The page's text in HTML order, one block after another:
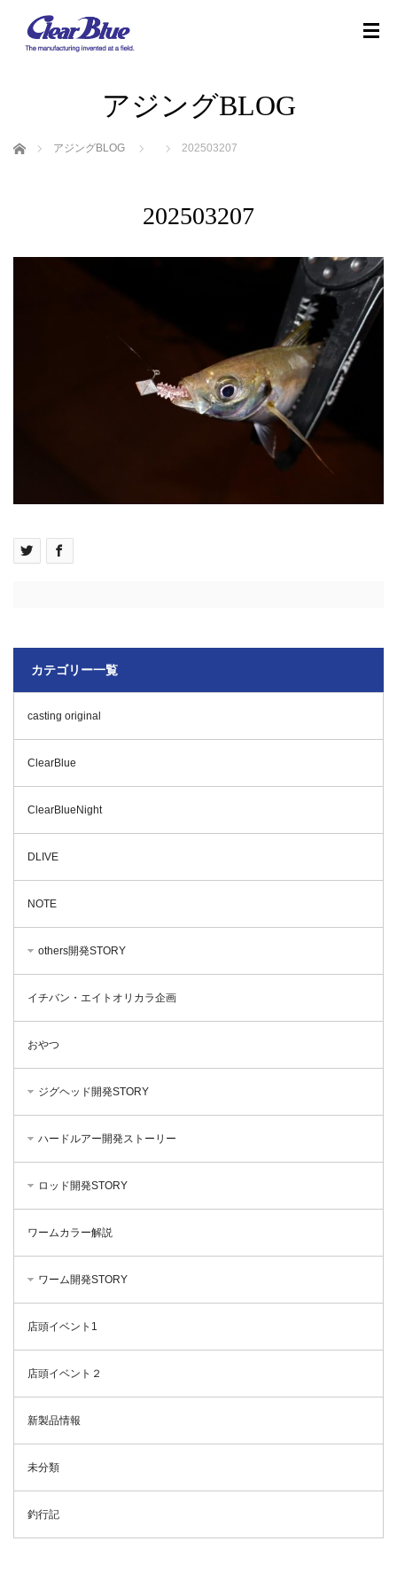
アジングBLOG
ホーム アジングBLOG 202503207
202503207
カテゴリー一覧
casting original
ClearBlue
ClearBlueNight
DLIVE
NOTE
others開発STORY
イチバン・エイトオリカラ企画
おやつ
ジグヘッド開発STORY
ハードルアー開発ストーリー
ロッド開発STORY
ワームカラー解説
ワーム開発STORY
店頭イベント1
店頭イベント２
新製品情報
未分類
釣行記